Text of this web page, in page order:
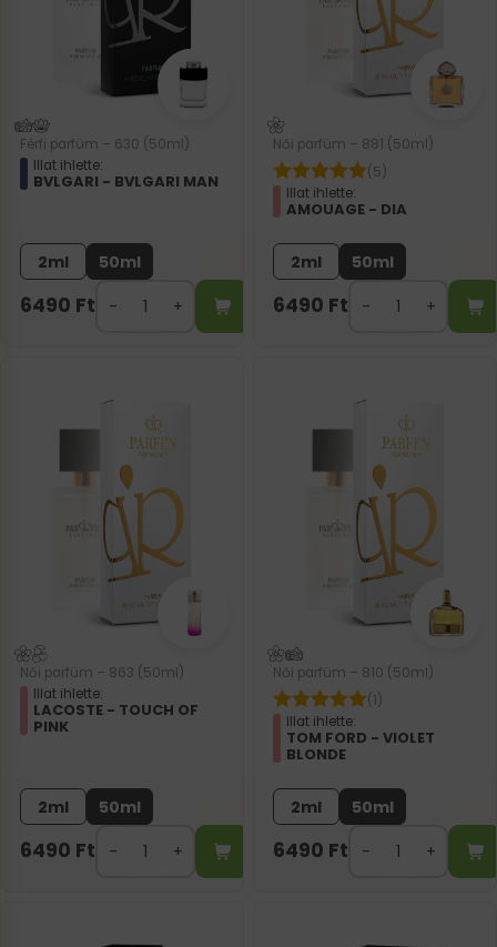
Férfi parfüm – 630 (50ml)
Illat ihlette:
BVLGARI - BVLGARI MAN
2ml 50ml
6490 Ft
Női parfüm – 881 (50ml)
(5)
Illat ihlette:
AMOUAGE - DIA
2ml 50ml
6490 Ft
Női parfüm – 863 (50ml)
Illat ihlette:
LACOSTE - TOUCH OF
PINK
2ml 50ml
6490 Ft
Női parfüm – 810 (50ml)
(1)
Illat ihlette:
TOM FORD - VIOLET
BLONDE
2ml 50ml
6490 Ft